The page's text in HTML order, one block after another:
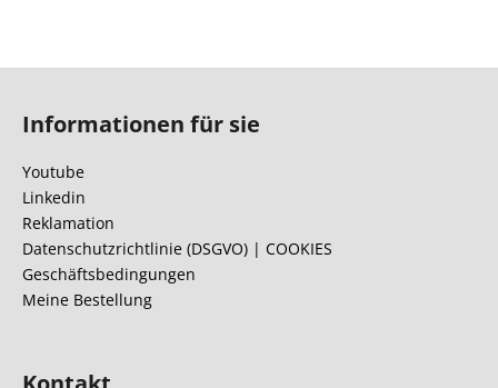
Informationen für sie
Youtube
Linkedin
Reklamation
Datenschutzrichtlinie (DSGVO) | COOKIES
Geschäftsbedingungen
Meine Bestellung